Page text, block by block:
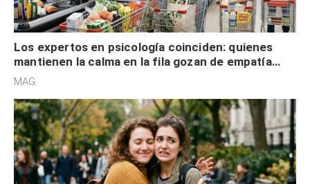
Los expertos en psicología coinciden: quienes
mantienen la calma en la fila gozan de empatía
cognitiva, gratitud y no solo tienen autocontrol
MAG.